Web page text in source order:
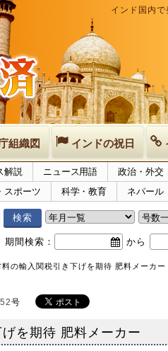
インド国内
組織図 インドの祝日
解説 ニュース用語 政治・外交
スポーツ 科学・教育 ネパール
期間検索： から
料の輸入関税引き下げを期待 肥料メーカー
号
を期待 肥料メーカー